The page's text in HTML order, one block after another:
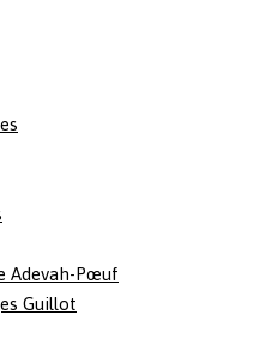
Adevah-Pœuf
Guillot